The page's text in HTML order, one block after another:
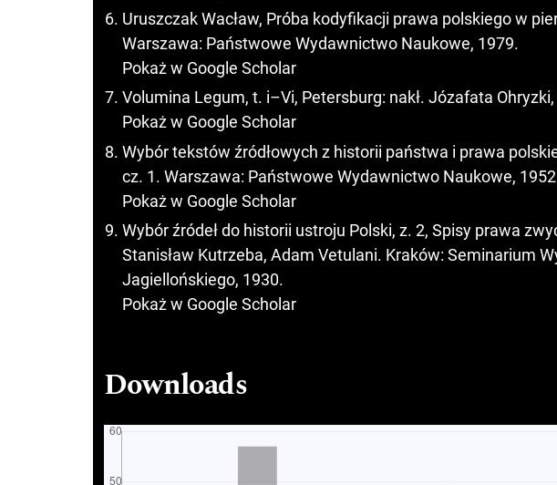
Uruszczak Wacław, Próba kodyfikacji prawa polskiego w
Warszawa: Państwowe Wydawnictwo Naukowe, 1979.
Pokaż w Google Scholar
Volumina Legum, t. i–Vi, Petersburg: nakł. Józafata
Pokaż w Google Scholar
Wybór tekstów źródłowych z historii państwa i prawa
cz. 1. Warszawa: Państwowe Wydawnictwo Naukowe,
Pokaż w Google Scholar
Wybór źródeł do historii ustroju Polski, z. 2, Spisy prawa
Stanisław Kutrzeba, Adam Vetulani. Kraków: Seminarium
Jagiellońskiego, 1930.
Pokaż w Google Scholar
Downloads